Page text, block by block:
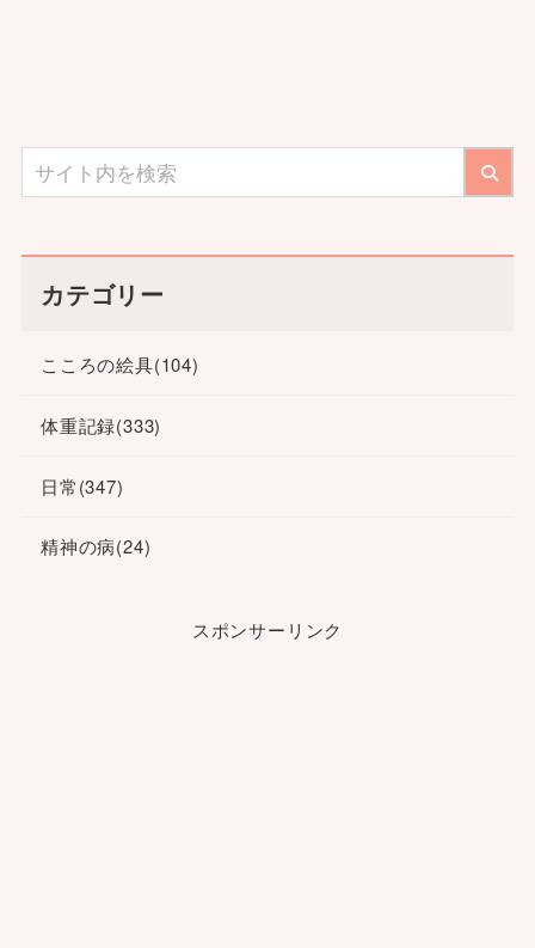
カテゴリー
こころの絵具(104)
体重記録(333)
日常(347)
精神の病(24)
スポンサーリンク